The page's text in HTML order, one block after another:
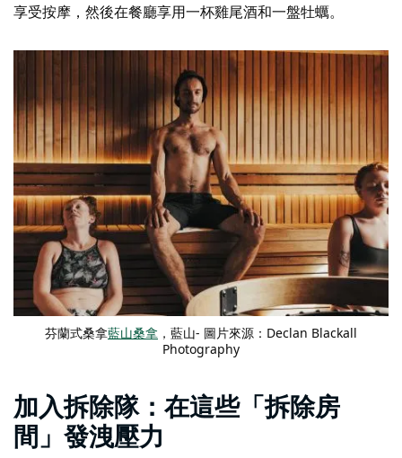
享受按摩，然後在餐廳享用一杯雞尾酒和一盤牡蠣。
芬蘭式桑拿藍山桑拿 ，藍山- 圖片來源：Declan Blackall
Photography
加入拆除隊：在這些「拆除房
間」發洩壓力